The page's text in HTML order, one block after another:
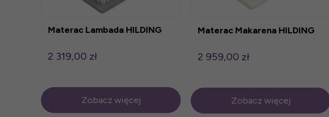
Materac Lambada HILDING
2 319,00 zł
Zobacz więcej
Materac Makarena HILDING
2 959,00 zł
Zobacz więcej